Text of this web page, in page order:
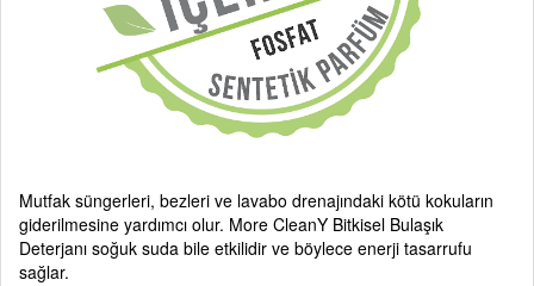
Mutfak süngerleri, bezleri ve lavabo drenajındaki kötü kokuların
giderilmesine yardımcı olur. More CleanY Bitkisel Bulaşık
Deterjanı soğuk suda bile etkilidir ve böylece enerji tasarrufu
sağlar.